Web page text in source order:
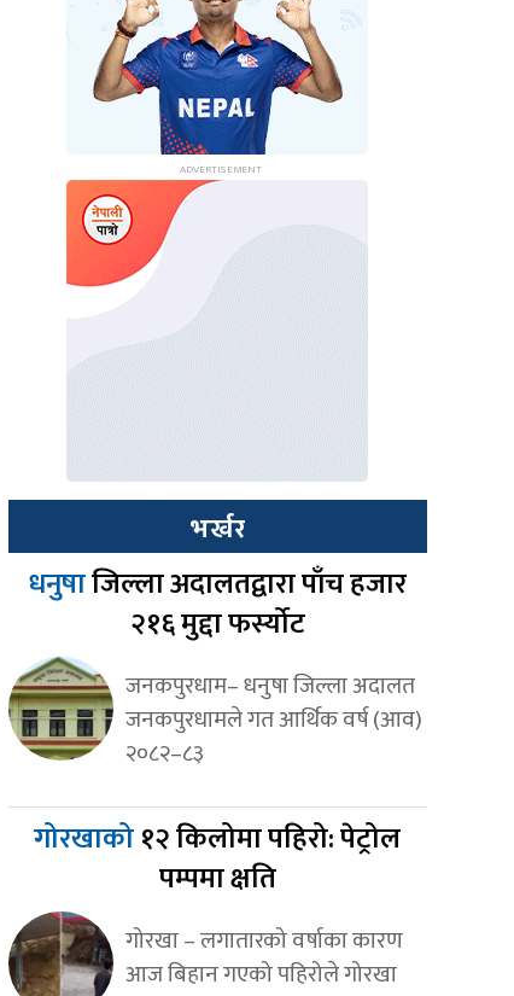
भर्खर
धनुषाजिल्ला अदालतद्वारा पाँच हजार
२१६ मुद्दा फर्स्योट
जनकपुरधाम– धनुषा जिल्ला अदालत
जनकपुरधामले गत आर्थिक वर्ष (आव)
२०८२–८३
गोरखाको१२ किलोमा पहिरो: पेट्रोल
पम्पमा क्षति
गोरखा – लगातारको वर्षाका कारण
आज बिहान गएको पहिरोले गोरखा